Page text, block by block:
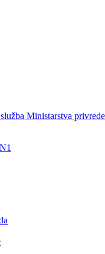
Ministarstva privrede